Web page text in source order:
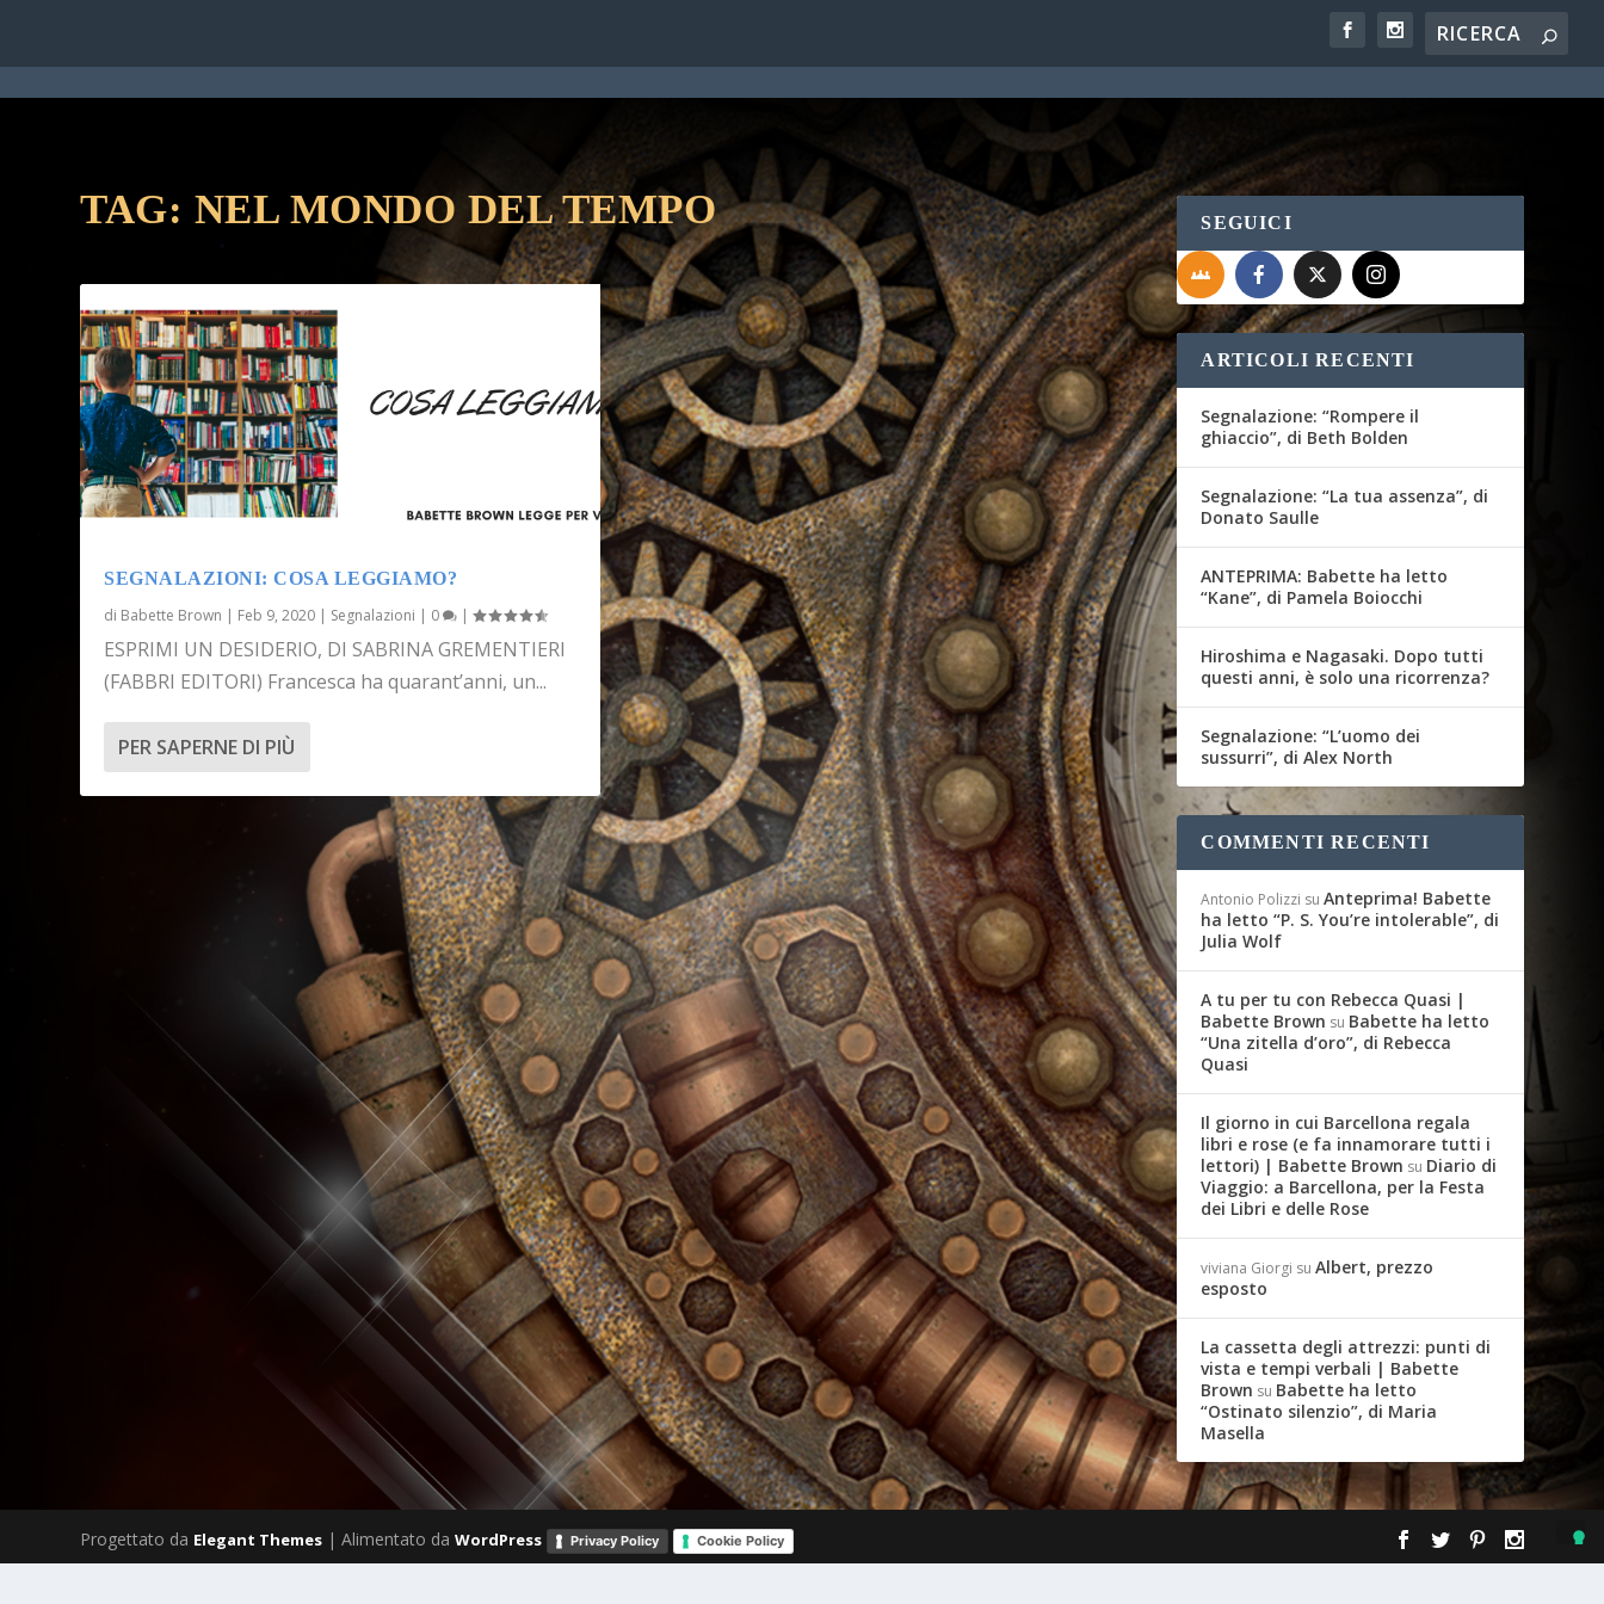
TAG: NEL MONDO DEL TEMPO
SEGNALAZIONI: COSA LEGGIAMO?
di Babette Brown | Feb 9, 2020 | Segnalazioni | 0 |
ESPRIMI UN DESIDERIO, DI SABRINA GREMENTIERI
(FABBRI EDITORI) Francesca ha quarant’anni, un...
PER SAPERNE DI PIÙ
SEGUICI
ARTICOLI RECENTI
Segnalazione: “Rompere il
ghiaccio”, di Beth Bolden
Segnalazione: “La tua assenza”, di
Donato Saulle
ANTEPRIMA: Babette ha letto
“Kane”, di Pamela Boiocchi
Hiroshima e Nagasaki. Dopo tutti
questi anni, è solo una ricorrenza?
Segnalazione: “L’uomo dei
sussurri”, di Alex North
COMMENTI RECENTI
Antonio Polizzi suAnteprima! Babette
ha letto “P. S. You’re intolerable”, di
Julia Wolf
A tu per tu con Rebecca Quasi |
Babette Brown su Babette ha letto
“Una zitella d’oro”, di Rebecca
Quasi
Il giorno in cui Barcellona regala
libri e rose (e fa innamorare tutti i
lettori) | Babette Brown su Diario di
Viaggio: a Barcellona, per la Festa
dei Libri e delle Rose
viviana Giorgi suAlbert, prezzo
esposto
La cassetta degli attrezzi: punti di
vista e tempi verbali | Babette
Brown su Babette ha letto
“Ostinato silenzio”, di Maria
Masella
Progettato da Elegant Themes | Alimentato daWordPress Privacy Policy Cookie Policy